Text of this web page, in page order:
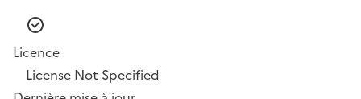
Licence
License Not Specified